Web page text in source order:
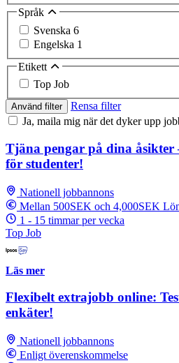
Språk
Svenska 6
Engelska 1
Etikett
Top Job
Använd filter
Rensa filter
Ja, maila mig när det dyker upp
Tjäna pengar på dina åsikter
för studenter!
Nationell jobbannons
Mellan 500SEK och 4,000SEK
1 - 15 timmar per vecka
Top Job
Läs mer
Flexibelt extrajobb online:
enkäter!
Nationell jobbannons
Enligt överenskommelse